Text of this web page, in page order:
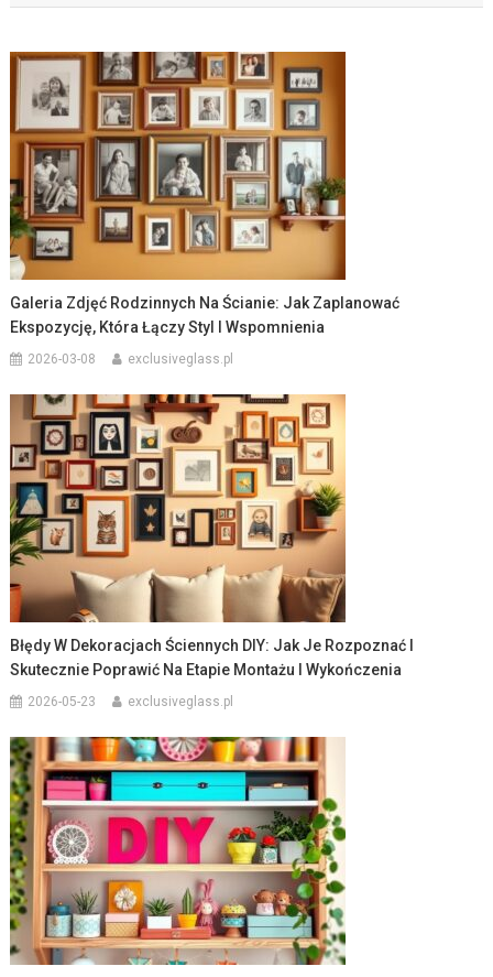
Galeria Zdjęć Rodzinnych Na Ścianie: Jak Zaplanować
Ekspozycję, Która Łączy Styl I Wspomnienia
2026-03-08 exclusiveglass.pl
Błędy W Dekoracjach Ściennych DIY: Jak Je Rozpoznać I
Skutecznie Poprawić Na Etapie Montażu I Wykończenia
2026-05-23 exclusiveglass.pl